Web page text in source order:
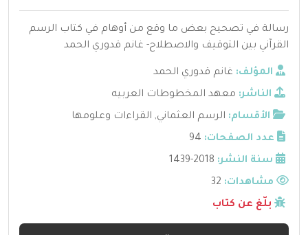
رسالة في تصحيح بعض ما وقع من أوهام في كتاب الرسم
القرآني بين التوقيف والاصطلاح- غانم قدوري الحمد
المؤلف: غانم قدوري الحمد
الناشر: معهد المخطوطات العربيه
الأقسام: الرسم العثماني, القراءات وعلومها
عدد الصفحات: 94
سنة النشر: 2018-1439
مشاهدات:
بلّغ عن كتاب